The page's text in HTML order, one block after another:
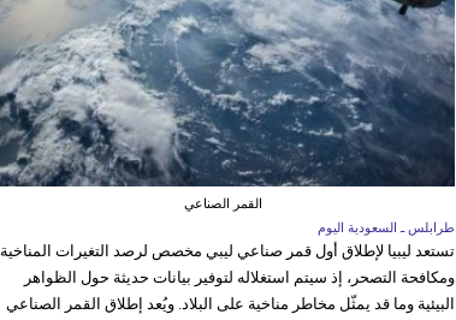
القمر الصناعي
طرابلس ـ السعودية اليوم
تستعد ليبيا لإطلاق أول قمر صناعي ليبي مخصص لرصد التغيرات المناخية
ومكافحة التصحر، إذ سيتم استغلاله لتوفير بيانات حديثة حول الظواهر
البيئية وما قد يمثّل مخاطر مناخية على البلاد. ويُعد إطلاق القمر الصناعي